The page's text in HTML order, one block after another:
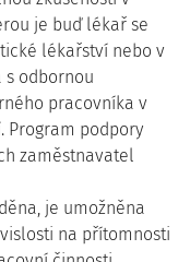
je buď lékař se
lékařství nebo v
s odbornou
pracovníka v
Program podpory
zaměstnavatel
je umožněna
na přítomnosti